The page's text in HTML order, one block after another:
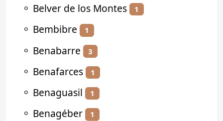
⚬ Belver de los Montes 1
⚬ Bembibre 1
⚬ Benabarre 3
⚬ Benafarces 1
⚬ Benaguasil 1
⚬ Benagéber 1